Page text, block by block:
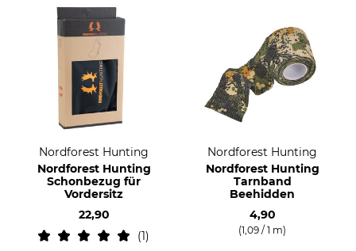
Nordforest Hunting
Nordforest Hunting
Schonbezug für
Vordersitz
22,90
1
Nordforest Hunting
Nordforest Hunting
Tarnband
Beehidden
4,90
(1,09 / 1 m)